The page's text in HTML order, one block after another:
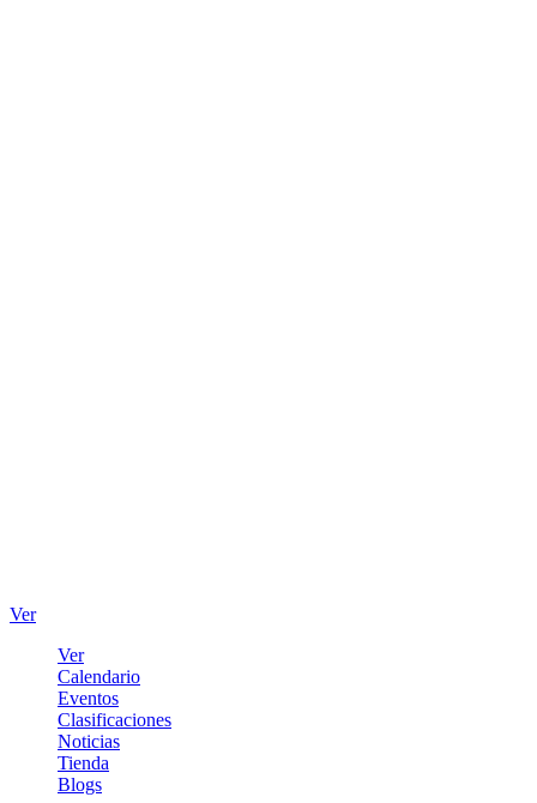
Ver
Ver
Calendario
Eventos
Clasificaciones
Noticias
Tienda
Blogs